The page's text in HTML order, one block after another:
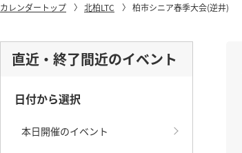
カレンダートップ 北柏LTC 柏市シニア春季大会(逆井)
直近・終了間近のイベント
日付から選択
本日開催のイベント